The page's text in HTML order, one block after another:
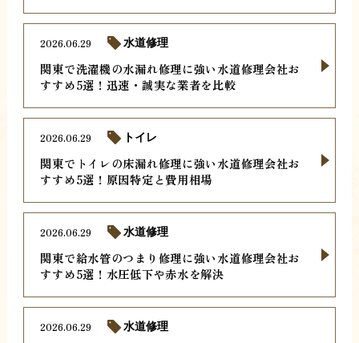
関東で洗濯機の水漏れ修理に強い水道修理会社お
すすめ5選！迅速・誠実な業者を比較
2026.06.29 水道修理
関東でトイレの床漏れ修理に強い水道修理会社お
すすめ5選！原因特定と費用相場
2026.06.29 トイレ
関東で給水管のつまり修理に強い水道修理会社お
すすめ5選！水圧低下や赤水を解決
2026.06.29 水道修理
2026.06.29 水道修理